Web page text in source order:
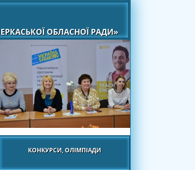
ОБЛАСНОЇ РАДИ»
КОНКУРСИ, ОЛІМПІАДИ